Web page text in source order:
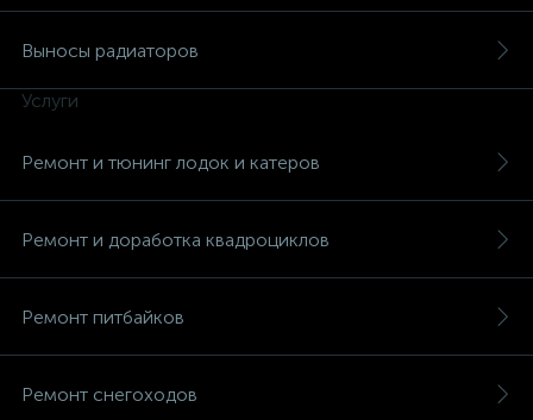
Выносы радиаторов
Услуги
Ремонт и тюнинг лодок и катеров
Ремонт и доработка квадроциклов
Ремонт питбайков
Ремонт снегоходов